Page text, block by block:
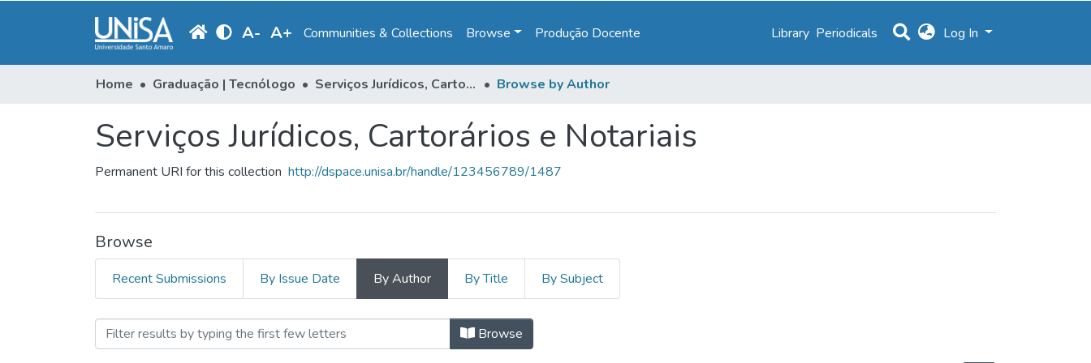
A- A+ Communities & Collections Browse Produção Docente Library Periodicals Log In
Home Graduação | Tecnólogo Serviços Jurídicos, Cartorários e Notariais Browse by Author
Serviços Jurídicos, Cartorários e Notariais
Permanent URI for this collection http://dspace.unisa.br/handle/123456789/1487
Browse
Recent Submissions By Issue Date By Author By Title By Subject
Browsing Serviços Jurídicos, Cartorários e Notariais by Author
Browse